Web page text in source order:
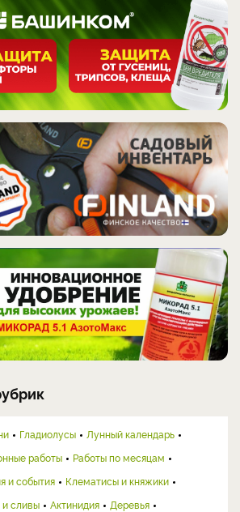
Гладиолусы
Лунный календарь
работы
Работы по месяцам
и события
Клематисы и княжики
сливы Актинидия
Деревья